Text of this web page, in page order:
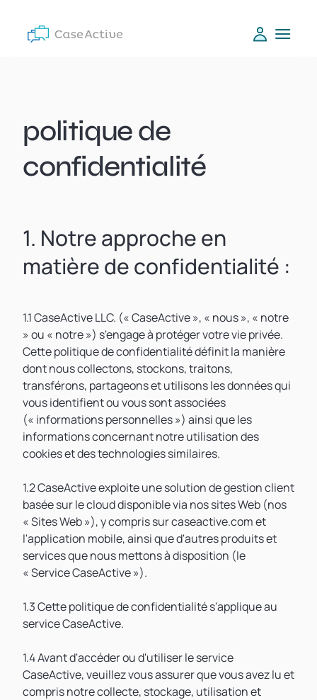
politique de
confidentialité
1. Notre approche en
matière de confidentialité :
1.1 CaseActive LLC. (« CaseActive », « nous », « notre
» ou « notre ») s'engage à protéger votre vie privée.
Cette politique de confidentialité définit la manière
dont nous collectons, stockons, traitons,
transférons, partageons et utilisons les données qui
vous identifient ou vous sont associées
(« informations personnelles ») ainsi que les
informations concernant notre utilisation des
cookies et des technologies similaires.
1.2 CaseActive exploite une solution de gestion client
basée sur le cloud disponible via nos sites Web (nos
« Sites Web »), y compris sur caseactive.com et
l'application mobile, ainsi que d'autres produits et
services que nous mettons à disposition (le
« Service CaseActive »).
1.3 Cette politique de confidentialité s'applique au
service CaseActive.
1.4 Avant d'accéder ou d'utiliser le service
CaseActive, veuillez vous assurer que vous avez lu et
compris notre collecte, stockage, utilisation et